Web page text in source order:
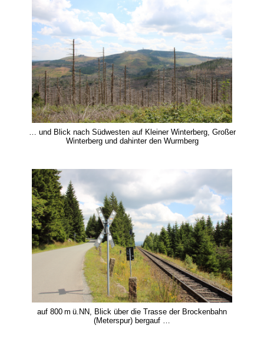
… und Blick nach Südwesten auf Kleiner Winterberg, Großer
Winterberg und dahinter den Wurmberg
auf 800 m ü.NN, Blick über die Trasse der Brockenbahn
(Meterspur) bergauf …